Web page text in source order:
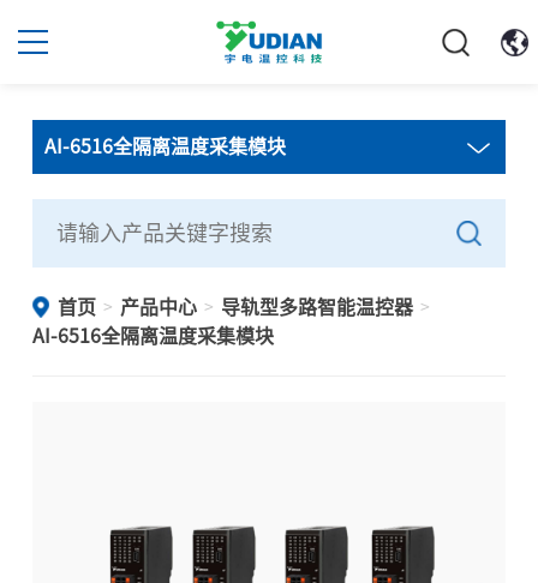
AI-6516全隔离温度采集模块
首页 > 产品中心 > 导轨型多路智能温控器 >
AI-6516全隔离温度采集模块